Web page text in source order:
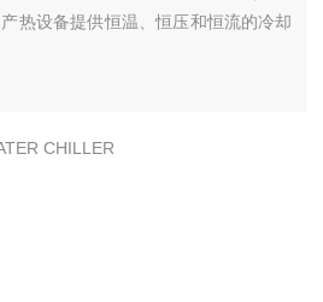
热设备提供恒温、恒压和恒流的冷却
CHILLER